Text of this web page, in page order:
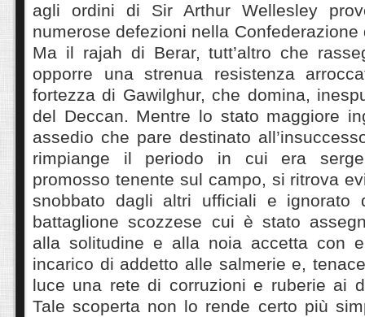
agli ordini di Sir Arthur Wellesley
numerose defezioni nella
Ma il rajah di Berar, tutt’altro che
opporre una strenua resistenza
fortezza di Gawilghur, che domina,
del Deccan. Mentre lo stato maggiore
assedio che pare destinato
rimpiange il periodo in cui era
promosso tenente sul campo, si ritrova
snobbato dagli altri ufficiali e ignorato
battaglione scozzese cui è stato
alla solitudine e alla noia accetta con
incarico di addetto alle salmerie e,
luce una rete di corruzioni e ruberie ai
Tale scoperta non lo rende certo più